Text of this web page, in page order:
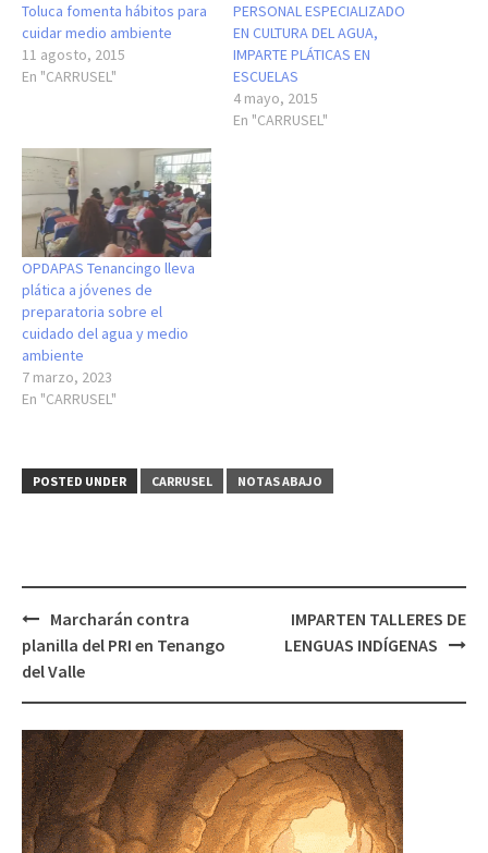
Toluca fomenta hábitos para
cuidar medio ambiente
11 agosto, 2015
En "CARRUSEL"
PERSONAL ESPECIALIZADO
EN CULTURA DEL AGUA,
IMPARTE PLÁTICAS EN
ESCUELAS
4 mayo, 2015
En "CARRUSEL"
OPDAPAS Tenancingo lleva
plática a jóvenes de
preparatoria sobre el
cuidado del agua y medio
ambiente
7 marzo, 2023
En "CARRUSEL"
POSTED UNDER CARRUSEL NOTAS ABAJO
Post
navigation
Marcharán contra
planilla del PRI en Tenango
del Valle
IMPARTEN TALLERES DE
LENGUAS INDÍGENAS